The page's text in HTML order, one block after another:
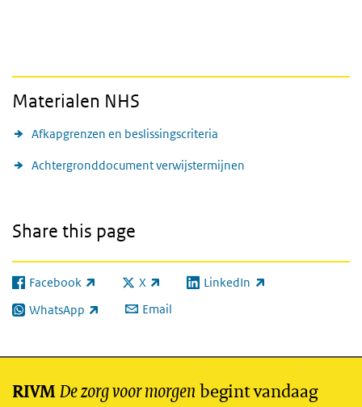
Materialen NHS
Afkapgrenzen en beslissingscriteria
Achtergronddocument verwijstermijnen
Share this page
Facebook
(link is external) X
(link is external)LinkedIn
(link is external)
WhatsApp
(link is external) Email
RIVMDe zorg voor morgen begint vandaag